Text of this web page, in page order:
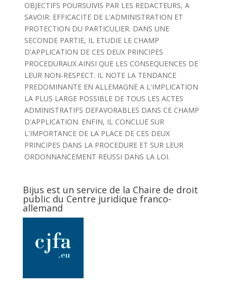
OBJECTIFS POURSUIVIS PAR LES REDACTEURS, A
SAVOIR: EFFICACITE DE L'ADMINISTRATION ET
PROTECTION DU PARTICULIER. DANS UNE
SECONDE PARTIE, IL ETUDIE LE CHAMP
D'APPLICATION DE CES DEUX PRINCIPES
PROCEDURAUX AINSI QUE LES CONSEQUENCES DE
LEUR NON-RESPECT. IL NOTE LA TENDANCE
PREDOMINANTE EN ALLEMAGNE A L'IMPLICATION
LA PLUS LARGE POSSIBLE DE TOUS LES ACTES
ADMINISTRATIFS DEFAVORABLES DANS CE CHAMP
D'APPLICATION. ENFIN, IL CONCLUE SUR
L'IMPORTANCE DE LA PLACE DE CES DEUX
PRINCIPES DANS LA PROCEDURE ET SUR LEUR
ORDONNANCEMENT REUSSI DANS LA LOI.
Bijus est un service de la Chaire de droit
public du Centre juridique franco-
allemand